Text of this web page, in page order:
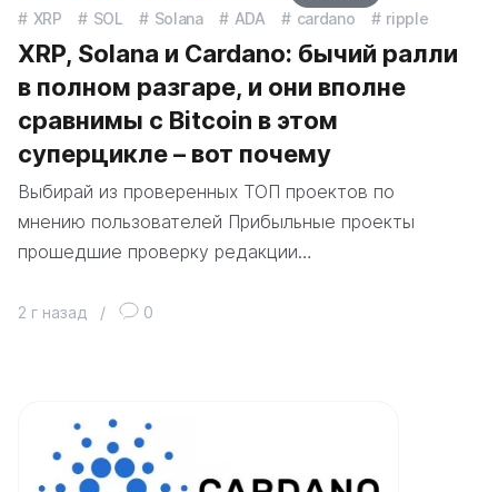
XRP SOL Solana ADA cardano ripple
XRP, Solana и Cardano: бычий ралли
в полном разгаре, и они вполне
сравнимы с Bitcoin в этом
суперцикле – вот почему
Выбирай из проверенных ТОП проектов по
мнению пользователей Прибыльные проекты
прошедшие проверку редакции…
2 г назад / 0